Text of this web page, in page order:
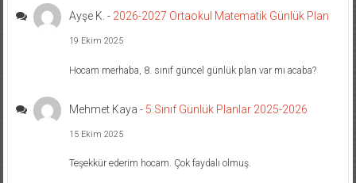
Ayşe K. - 2026-2027 Ortaokul Matematik Günlük Plan
19 Ekim 2025
Hocam merhaba, 8. sınıf güncel günlük plan var mı acaba?
Mehmet Kaya - 5.Sınıf Günlük Planlar 2025-2026
15 Ekim 2025
Teşekkür ederim hocam. Çok faydalı olmuş.